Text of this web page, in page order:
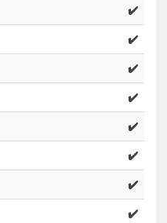
✔️
✔️
✔️
✔️
✔️
✔️
✔️
✔️